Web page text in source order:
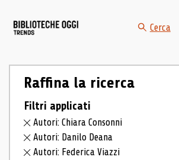
Cerca
Raffina la ricerca
Filtri applicati
Autori: Chiara Consonni
Autori: Danilo Deana
Autori: Federica Viazzi